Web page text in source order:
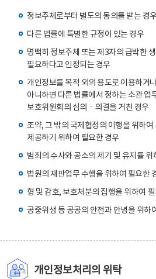
정보주체로부터 별도의 동의를 받는 경우
다른 법률에 특별한 규정이 있는 경우
명백히 정보주체 또는 제3자의 급박한
필요하다고 인정되는 경우
개인정보를 목적 외의 용도로 이용하거
아니하면 다른 법률에서 정하는 소관 업
보호위원회의 심의ㆍ의결을 거친 경우
조약, 그 밖의 국제협정의 이행을 위하여
제공하기 위하여 필요한 경우
범죄의 수사와 공소의 제기 및 유지를 위
법원의 재판업무 수행을 위하여 필요한
형 및 감호, 보호처분의 집행을 위하여
공중위생 등 공공의 안전과 안녕을 위하
개인정보처리의 위탁